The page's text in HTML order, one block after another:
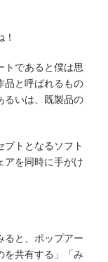
トであると僕は思
品と呼ばれるもの
るいは、既製品の
プトとなるソフト
アを同時に手がけ
ると、ポップアー
を共有する」「み